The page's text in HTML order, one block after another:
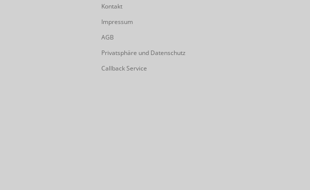
Kontakt
Impressum
AGB
Privatsphäre und Datenschutz
Callback Service